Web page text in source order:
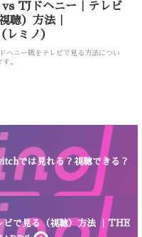
TJドヘニー｜テレビ
聴）方法｜
ミノ）
ヘニー戦をテレビで見る方法につい
。
では見れる？視聴できる？
で見る（視聴）方法 ｜THE